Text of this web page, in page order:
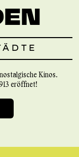
Kinos.
eröffnet!